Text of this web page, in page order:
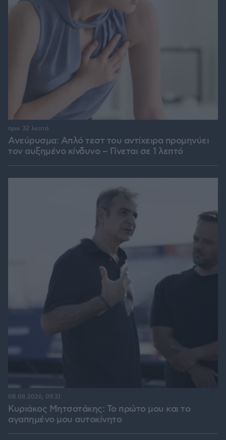
Ανεύρυσμα: Απλό τεστ του αντίχειρα προμηνύει
τον αυξημένο κίνδυνο – Γίνεται σε 1 λεπτό
πριν 32 λεπτά
Κυριάκος Μητσοτάκης: Το πρώτο μου και το
αγαπημένο μου αυτοκίνητο
08.08.2026, 09:31